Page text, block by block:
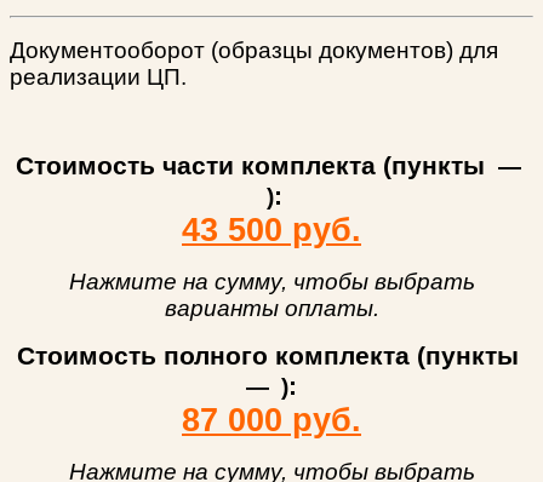
Документооборот (образцы документов) для
реализации ЦП.
Стоимость части комплекта (пункты —
):
43 500 руб.
Нажмите на сумму, чтобы выбрать
варианты оплаты.
Стоимость полного комплекта (пункты
— ):
87 000 руб.
Нажмите на сумму, чтобы выбрать